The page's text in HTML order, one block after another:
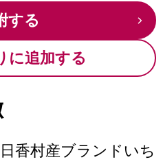
する
に追加する
香村産ブランドいち